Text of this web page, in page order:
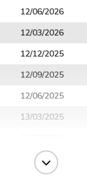
FECHA EX-DIVIDENDO
12/06/2026
12/03/2026
12/12/2025
12/09/2025
12/06/2025
13/03/2025
12/09/2024